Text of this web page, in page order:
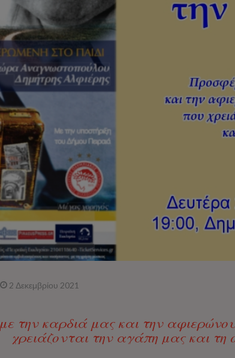
2 Δεκεμβρίου 2021
την καρδιά μας και την
χρειάζονται την αγάπη μας και τη